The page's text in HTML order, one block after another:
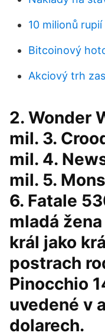
10 milionů
Bitcoinový
Akciový trh
2. Wonder
mil. 3.
mil. 4.
mil. 5.
6. Fatale
mladá
král jako
postrach
Pinocchio
uvedené v
dolarech.